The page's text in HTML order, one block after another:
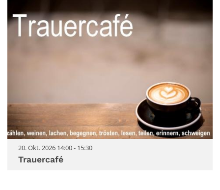
20. Okt. 2026 14:00 - 15:30
Trauercafé